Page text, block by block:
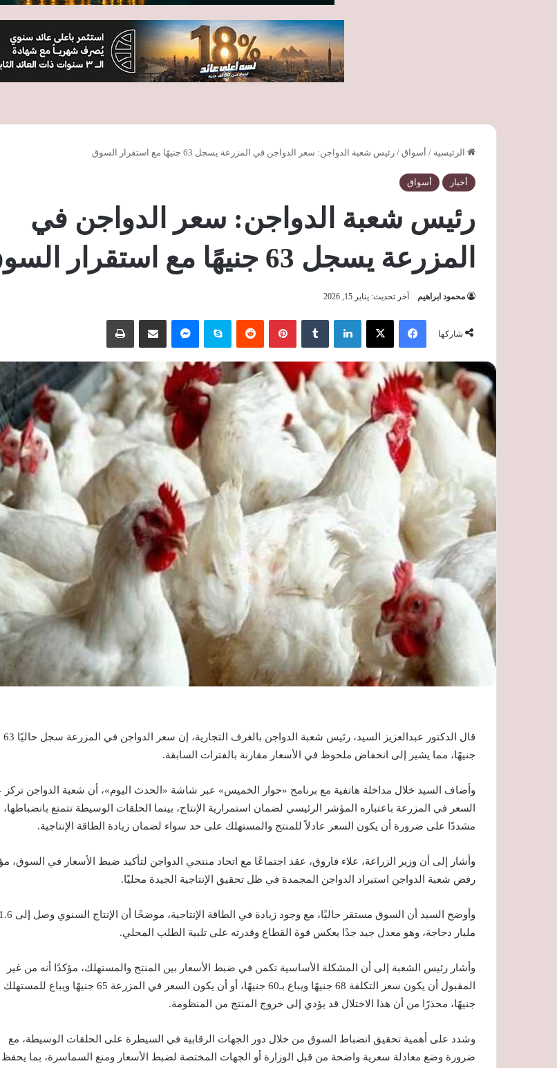
الرئيسية / أسواق / رئيس شعبة الدواجن: سعر الدواجن في المزرعة يسجل 63 جنيهًا مع استقرار السوق
أخبار أسواق
رئيس شعبة الدواجن: سعر الدواجن في
المزرعة يسجل 63 جنيهًا مع استقرار السوق
محمود ابراهيم آخر تحديث: يناير 15, 2026
شاركها
فيسبوك ‫X لينكدإن بينتيريست سكايب
قال الدكتور عبدالعزيز السيد، رئيس شعبة الدواجن بالغرف التجارية، إن سعر الدواجن في المزرعة سجل حاليًا 63
جنيهًا، مما يشير إلى انخفاض ملحوظ في الأسعار مقارنة بالفترات السابقة.
وأضاف السيد خلال مداخلة هاتفية مع برنامج «حوار الخميس» عبر شاشة «الحدث اليوم»، أن شعبة الدواجن تركز
السعر في المزرعة باعتباره المؤشر الرئيسي لضمان استمرارية الإنتاج، بينما الحلقات الوسيطة تتمتع بانضباطها،
مشددًا على ضرورة أن يكون السعر عادلاً للمنتج والمستهلك على حد سواء لضمان زيادة الطاقة الإنتاجية.
وأشار إلى أن وزير الزراعة، علاء فاروق، عقد اجتماعًا مع اتحاد منتجي الدواجن لتأكيد ضبط الأسعار في السوق،
رفض شعبة الدواجن استيراد الدواجن المجمدة في ظل تحقيق الإنتاجية الجيدة محليًا.
وأوضح السيد أن السوق مستقر حاليًا، مع وجود زيادة في الطاقة الإنتاجية، موضحًا أن الإنتاج السنوي وصل إلى 1.6
مليار دجاجة، وهو معدل جيد جدًا يعكس قوة القطاع وقدرته على تلبية الطلب المحلي.
وأشار رئيس الشعبة إلى أن المشكلة الأساسية تكمن في ضبط الأسعار بين المنتج والمستهلك، مؤكدًا أنه من غير
جنيهًا، محذرًا من أن هذا الاختلال قد يؤدي إلى خروج المنتج من المنظومة.
وشدد على أهمية تحقيق انضباط السوق من خلال دور الجهات الرقابية في السيطرة على الحلقات الوسيطة، مع
ضرورة وضع معادلة سعرية واضحة من قبل الوزارة أو الجهات المختصة لضبط الأسعار ومنع السماسرة، بما يحفظ